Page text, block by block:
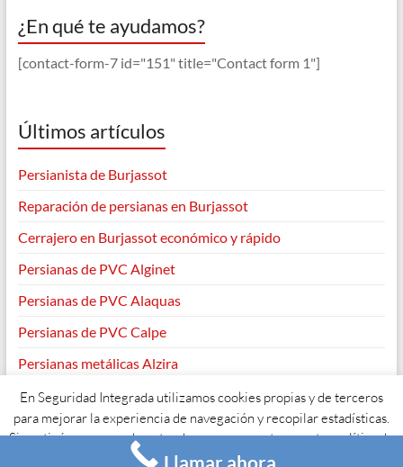
¿En qué te ayudamos?
[contact-form-7 id="151" title="Contact form 1"]
Últimos artículos
Persianista de Burjassot
Reparación de persianas en Burjassot
Cerrajero en Burjassot económico y rápido
Persianas de PVC Alginet
Persianas de PVC Alaquas
Persianas de PVC Calpe
Persianas metálicas Alzira
Copyright © 2026. Todos los derechos reservados. TemaSpaciousde
ThemeGrill. Funciona con: WordPress
En Seguridad Integrada utilizamos cookies propias y de terceros
para mejorar la experiencia de navegación y recopilar estadísticas.
Si continúas navegando entendemos que aceptas nuestra política de
cookies y su uso.Llamar ahora